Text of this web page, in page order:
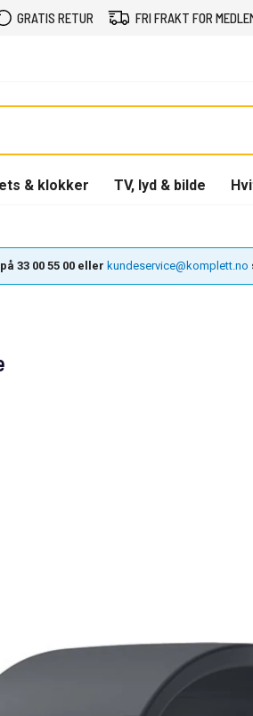
GRATIS RETUR FRI FRAKT FOR
& klokker TV, lyd & bilde
33 00 55 00 eller kundeservice@komplett.no